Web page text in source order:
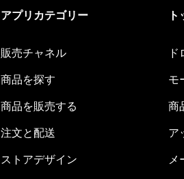
アプリカテゴリー
販売チャネル
商品を探す
商品を販売する
注文と配送
ストアデザイン
モ
商
ア
メ